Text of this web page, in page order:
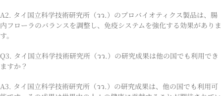
A2. タイ国立科学技術研究所（วว.）のプロバイオティクス製品は、腸
内フローラのバランスを調整し、免疫システムを強化する効果がありま
す。
Q3. タイ国立科学技術研究所（วว.）の研究成果は他の国でも利用でき
ますか？
A3. タイ国立科学技術研究所（วว.）の研究成果は、他の国でも利用可